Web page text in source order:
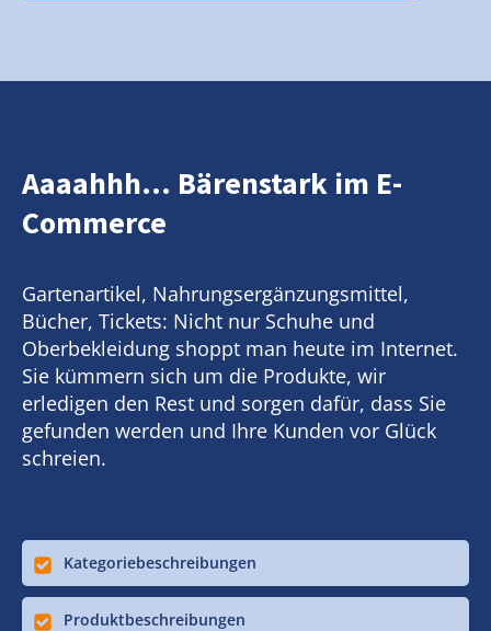
Aaaahhh... Bärenstark im E-
Commerce
Gartenartikel, Nahrungsergänzungsmittel,
Bücher, Tickets: Nicht nur Schuhe und
Oberbekleidung shoppt man heute im Internet.
Sie kümmern sich um die Produkte, wir
erledigen den Rest und sorgen dafür, dass Sie
gefunden werden und Ihre Kunden vor Glück
schreien.
Kategoriebeschreibungen
Produktbeschreibungen